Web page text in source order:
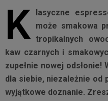
K lasyczne
może smakowa
tropikalnych
kaw czarnych i
zupełnie nowej
dla siebie, niezależnie od
wyjątkowe doznanie.